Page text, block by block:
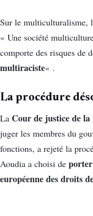
Sur le multiculturalisme,
« Une société
comporte des risques de
multiraciste« .
La procédure
La Cour de justice de
juger les membres du
fonctions, a rejeté la
Aoudia a choisi de
européenne des droits